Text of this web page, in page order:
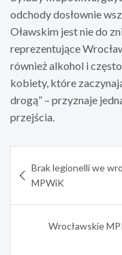
odchody dosłownie
Oławskim jest nie do
reprezentujące
również alkohol i
kobiety, które
drogą” – przyznaje
przejścia.
wpisu
Brak legionelli we
MPWiK
Wrocławskie